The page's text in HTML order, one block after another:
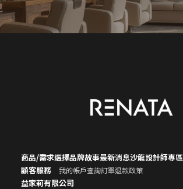
商品/需求選擇品牌故事最新消息沙龍設計師專區
顧客服務
我的帳戶查詢訂單退款政策
益家莉有限公司